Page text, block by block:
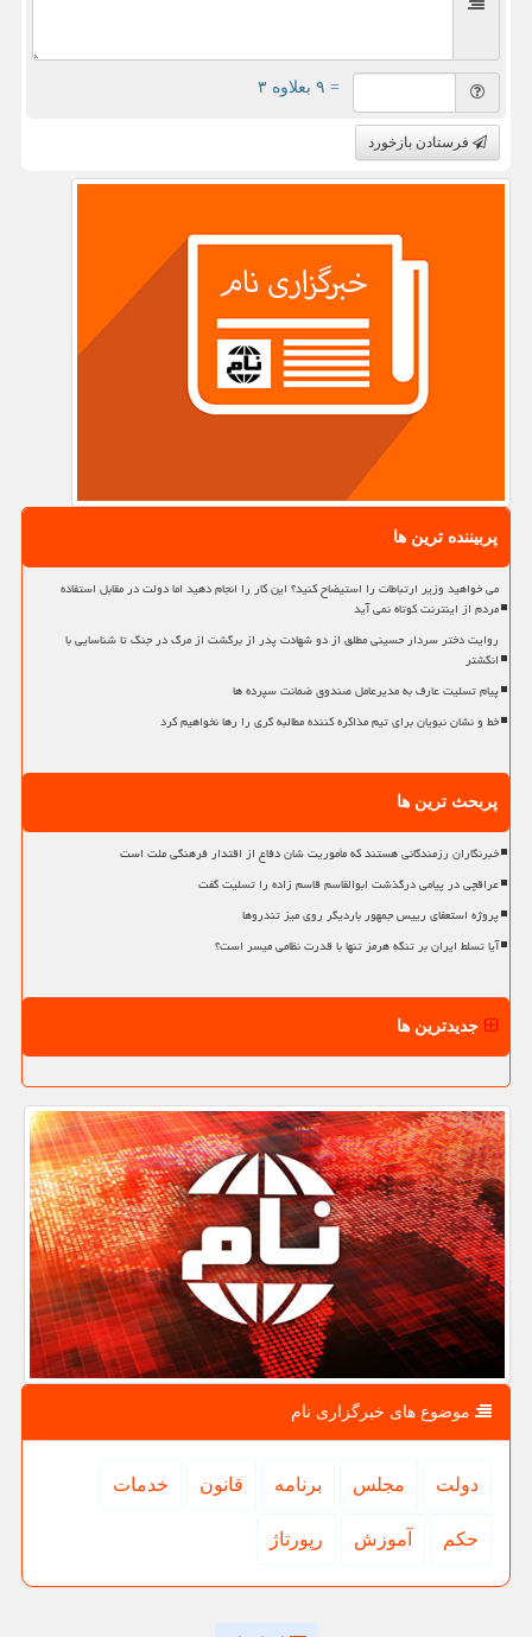
= ۹ بعلاوه ۳
فرستادن بازخورد
پربیننده ترین ها
می خواهید وزیر ارتباطات را استیضاح کنید؟ این کار را انجام دهید اما دولت در مقابل استفاده
مردم از اینترنت کوتاه نمی آید
روایت دختر سردار حسینی مطلق از دو شهادت پدر از برگشت از مرگ در جنگ تا شناسایی با
انگشتر
پیام تسلیت عارف به مدیرعامل صندوق ضمانت سپرده ها
خط و نشان نبویان برای تیم مذاکره کننده مطالبه گری را رها نخواهیم کرد
پربحث ترین ها
خبرنگاران رزمندگانی هستند که مأموریت شان دفاع از اقتدار فرهنگی ملت است
عراقچی در پیامی درگذشت ابوالقاسم قاسم زاده را تسلیت گفت
پروژه استعفای رییس جمهور باردیگر روی میز تندروها
آیا تسلط ایران بر تنگه هرمز تنها با قدرت نظامی میسر است؟
جدیدترین ها
موضوع های خبرگزاری نام
دولت مجلس برنامه قانون خدمات
حكم آموزش رپورتاژ